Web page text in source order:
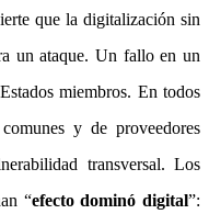
que la digitalización sin
un ataque. Un fallo en un
miembros. En todos
y de proveedores
transversal. Los
“efecto dominó digital”: